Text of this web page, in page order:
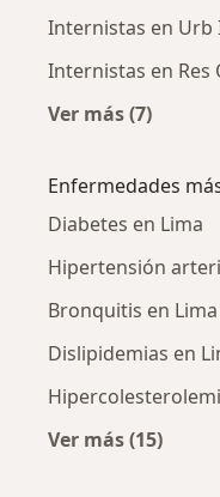
Internistas en Urb
Internistas en Res
Ver más (7)
Enfermedades
Diabetes en Lima
Hipertensión
Bronquitis en Lima
Dislipidemias en
Ver más (15)